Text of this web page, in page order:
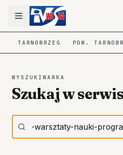
TARNOBRZEG POW.
WYSZUKIWARKA
Szukaj w